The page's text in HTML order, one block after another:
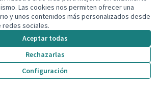
Las cookies nos permiten ofrecer una
y unos contenidos más personalizados desde
redes sociales.
Aceptar todas
Rechazarlas
Configuración
de puntos